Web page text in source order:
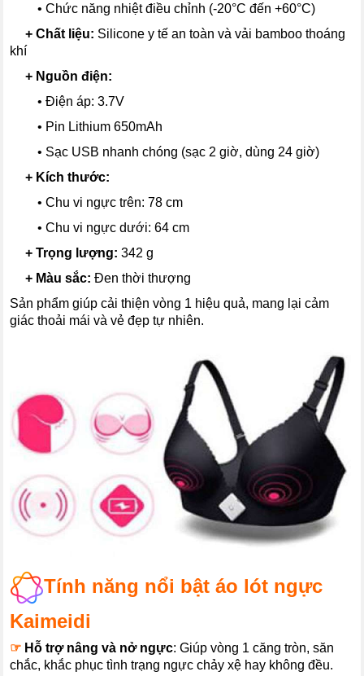
------•Chức năng nhiệt điều chỉnh (-20°C đến +60°C)
+Chất liệu: Silicone y tế an toàn và vải bamboo thoáng
khí
+ Nguồn điện:
------•Điện áp: 3.7V
------• Pin Lithium 650mAh
------• Sạc USB nhanh chóng (sạc 2 giờ, dùng 24 giờ)
---+ Kích thước:
------•Chu vi ngực trên: 78 cm
------•Chu vi ngực dưới: 64 cm
---+Trọng lượng: 342 g
+ Màu sắc: Đen thời thượng
Sản phẩm giúp cải thiện vòng 1 hiệu quả, mang lại cảm
giác thoải mái và vẻ đẹp tự nhiên.
Tính năng nổi bật áo lót ngực
Kaimeidi
☞ Hỗ trợ nâng và nở ngực: Giúp vòng 1 căng tròn, săn
chắc, khắc phục tình trạng ngực chảy xệ hay không đều.